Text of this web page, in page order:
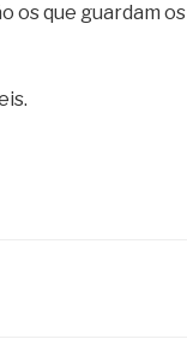
os que guardam os